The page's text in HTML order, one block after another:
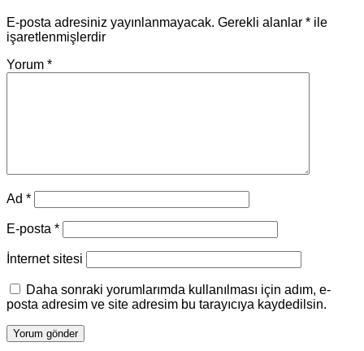
E-posta adresiniz yayınlanmayacak. Gerekli alanlar * ile
işaretlenmişlerdir
Yorum *
Ad *
E-posta *
İnternet sitesi
Daha sonraki yorumlarımda kullanılması için adım, e-
posta adresim ve site adresim bu tarayıcıya kaydedilsin.